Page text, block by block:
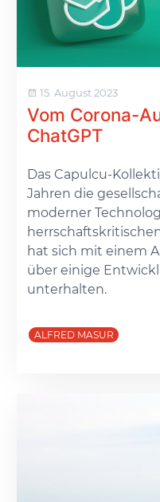
15. August 2023
Vom Corona-
ChatGPT
Das Capulcu-
Jahren die
moderner
hat sich mit einem
über einige
unterhalten.
ALFRED MASUR